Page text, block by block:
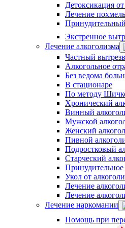
Детоксикация от
Лечение
Экстренное
Лечение алкоголизма
Частный
Алкогольное
Без ведома
В стационаре
По методу
Хронический
Винный
Мужской
Женский
Пивной
Подростковый
Старческий
Принудительное
Укол от
Лечение
Лечение
Лечение наркомании
Помощь при